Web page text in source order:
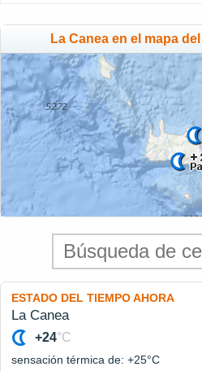
La Canea en el mapa
ESTADO DEL TIEMPO AHORA
La Canea
+24°C
sensación térmica de: +25°C